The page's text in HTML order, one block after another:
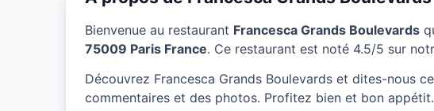
Francesca Grands
Paris
Bienvenue au restaurant Francesca Grands Boulevards
75009 Paris France. Ce restaurant est noté 4.5/5 sur
Découvrez Francesca Grands Boulevards et dites-nous
commentaires et des photos. Profitez bien et bon appétit.